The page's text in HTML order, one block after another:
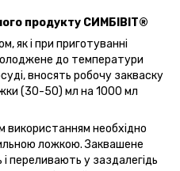
продукту СИМБІВІТ®
як і при приготуванні
до температури
вносять робочу закваску
(30-50) мл на 1000 мл
використанням необхідно
ложкою. Заквашене
переливають у заздалегідь